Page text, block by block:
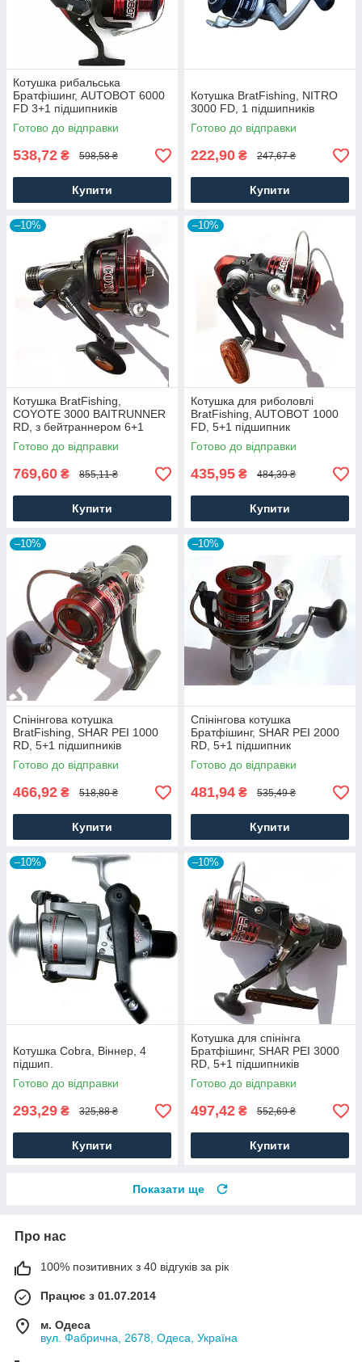
Котушка рибальська
Братфішинг, AUTOBOT 6000
FD 3+1 підшипників
Готово до відправки
538,72 ₴ 598,58 ₴
Купити
Котушка BratFishing, NITRO
3000 FD, 1 підшипників
Готово до відправки
222,90 ₴ 247,67 ₴
Купити
–10%
Котушка BratFishing,
COYOTE 3000 BAITRUNNER
RD, з бейтраннером 6+1
підшипник
Готово до відправки
769,60 ₴ 855,11 ₴
Купити
–10%
Котушка для риболовлі
BratFishing, AUTOBOT 1000
FD, 5+1 підшипник
Готово до відправки
435,95 ₴ 484,39 ₴
Купити
–10%
Спінінгова котушка
BratFishing, SHAR PEI 1000
RD, 5+1 підшипників
Готово до відправки
466,92 ₴ 518,80 ₴
Купити
–10%
Спінінгова котушка
Братфішинг, SHAR PEI 2000
RD, 5+1 підшипник
Готово до відправки
481,94 ₴ 535,49 ₴
Купити
–10%
Котушка Cobra, Віннер, 4
підшип.
Готово до відправки
293,29 ₴ 325,88 ₴
Купити
–10%
Котушка для спінінга
Братфішинг, SHAR PEI 3000
RD, 5+1 підшипників
Готово до відправки
497,42 ₴ 552,69 ₴
Купити
Показати ще
Про нас
100% позитивних з 40 відгуків за рік
Працює з 01.07.2014
м. Одеса
вул. Фабрична, 2678, Одеса, Україна